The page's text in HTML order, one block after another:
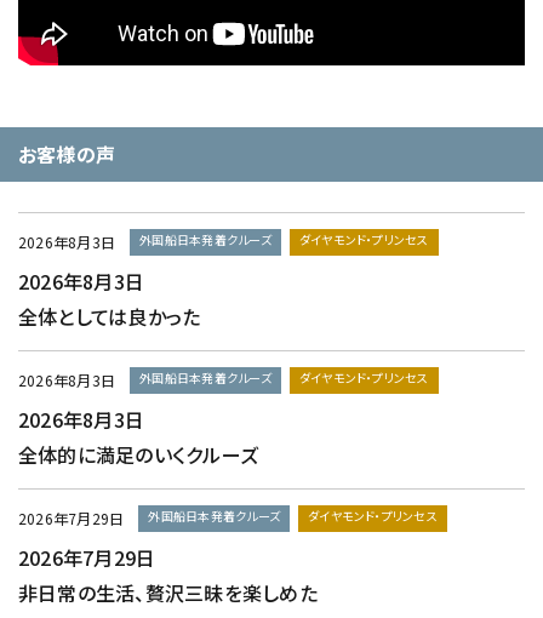
お客様の声
2026年8月3日 外国船日本発着クルーズ ダイヤモンド・プリンセス
2026年8月3日
全体としては良かった
2026年8月3日 外国船日本発着クルーズ ダイヤモンド・プリンセス
2026年8月3日
全体的に満足のいくクルーズ
2026年7月29日 外国船日本発着クルーズ ダイヤモンド・プリンセス
2026年7月29日
非日常の生活、贅沢三昧を楽しめた